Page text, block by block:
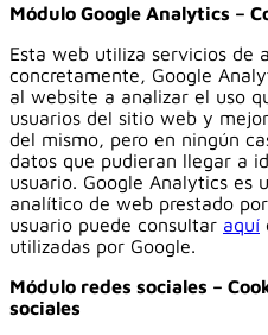
Módulo Google Analytics –
Esta web utiliza servicios de
concretamente, Google
al website a analizar el uso
usuarios del sitio web y
del mismo, pero en ningún
datos que pudieran llegar a
usuario. Google Analytics es
analítico de web prestado
usuario puede consultar aquí
utilizadas por Google.
Módulo redes sociales –
sociales